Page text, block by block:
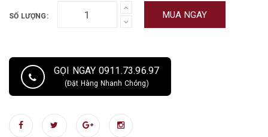
SỐ LƯỢNG: MUA NGAY
GỌI NGAY 0911.73.96.97
(Đặt Hàng Nhanh Chóng)